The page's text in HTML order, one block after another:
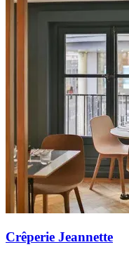
Crêperie Jeannette